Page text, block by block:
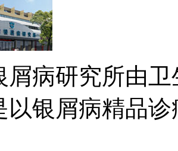
屑病研究所由
以银屑病精品